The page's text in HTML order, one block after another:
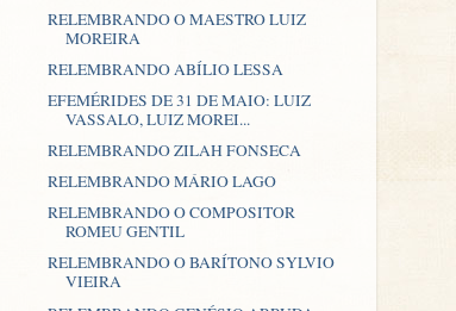
RELEMBRANDO O MAESTRO LUIZ
MOREIRA
RELEMBRANDO ABÍLIO LESSA
EFEMÉRIDES DE 31 DE MAIO: LUIZ
VASSALO, LUIZ MOREI...
RELEMBRANDO ZILAH FONSECA
RELEMBRANDO MÁRIO LAGO
RELEMBRANDO O COMPOSITOR
ROMEU GENTIL
RELEMBRANDO O BARÍTONO SYLVIO
VIEIRA